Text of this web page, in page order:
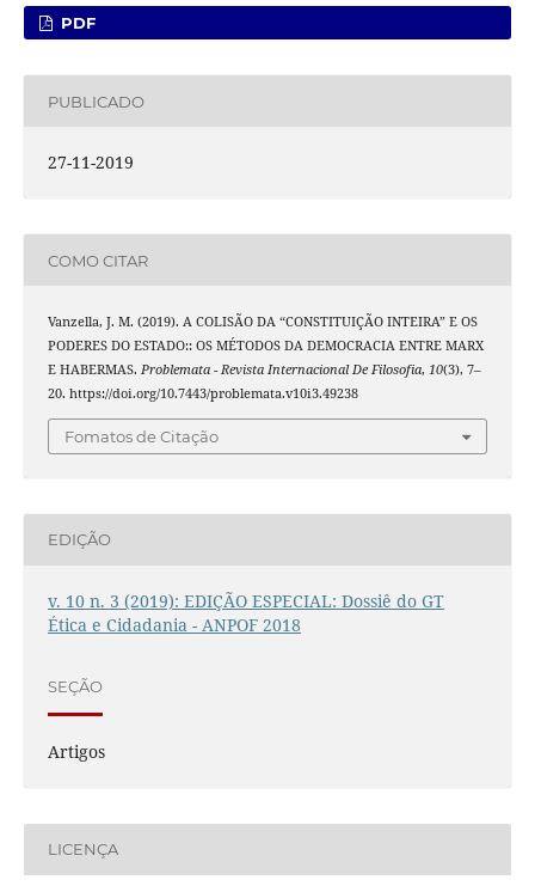
PDF
PUBLICADO
27-11-2019
COMO CITAR
Vanzella, J. M. (2019). A COLISÃO DA “CONSTITUIÇÃO INTEIRA” E OS
PODERES DO ESTADO:: OS MÉTODOS DA DEMOCRACIA ENTRE MARX
E HABERMAS. Problemata - Revista Internacional De Filosofia, 10(3), 7–
20. https://doi.org/10.7443/problemata.v10i3.49238
Fomatos de Citação
EDIÇÃO
v. 10 n. 3 (2019): EDIÇÃO ESPECIAL: Dossiê do GT
Ética e Cidadania - ANPOF 2018
SEÇÃO
Artigos
LICENÇA